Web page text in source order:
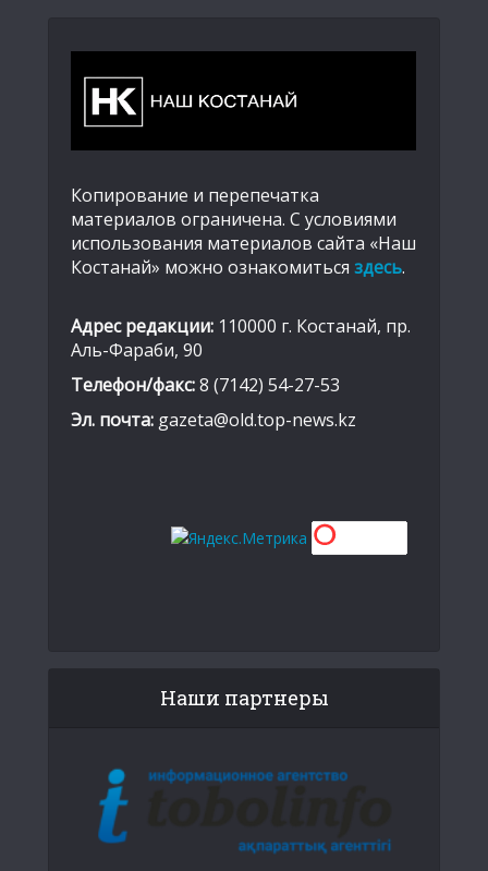
Копирование и перепечатка
материалов ограничена. С условиями
использования материалов сайта «Наш
Костанай» можно ознакомиться здесь.
Адрес редакции: 110000 г. Костанай, пр.
Аль-Фараби, 90
Телефон/факс:8 (7142) 54-27-53
Эл. почта: gazeta@old.top-news.kz
Наши партнеры